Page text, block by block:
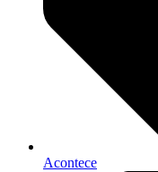
Acontece